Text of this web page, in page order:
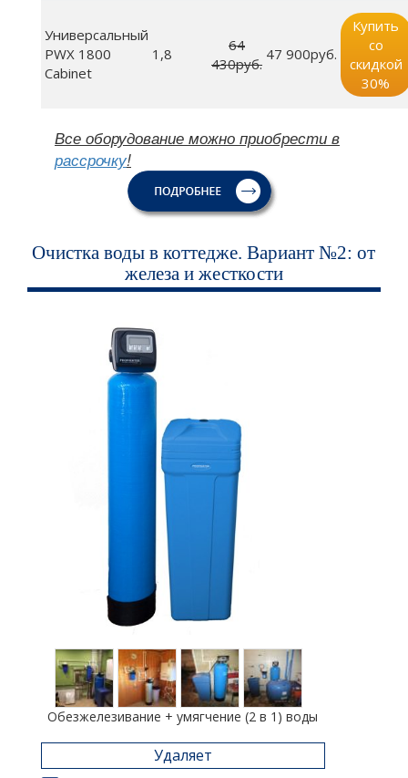
Универсальный
PWX 1800
Cabinet
1,8
64
430руб.
47 900руб.
Купить
со
скидкой
30%
Все оборудование можно приобрести в
рассрочку!
Очистка воды в коттедже. Вариант №2: от
железа и жесткости
Обезжелезивание + умягчение (2 в 1) воды
Удаляет